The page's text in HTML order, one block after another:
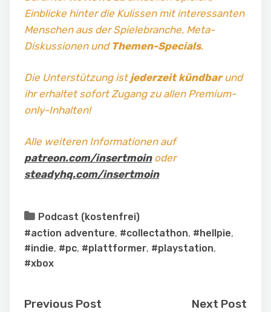
Einblicke hinter die Kulissen mit interessanten
Menschen aus der Spielebranche, Meta-
Diskussionen und Themen-Specials.
Die Unterstützung istjederzeit kündbarund
ihr erhaltet sofort Zugang zu allen Premium-
only-Inhalten!
Alle weiteren Informationen auf
patreon.com/insertmoinoder
steadyhq.com/insertmoin
Podcast (kostenfrei)
#action adventure, #collectathon, #hellpie,
#indie, #pc, #plattformer, #playstation,
#xbox
Previous Post
Next Post